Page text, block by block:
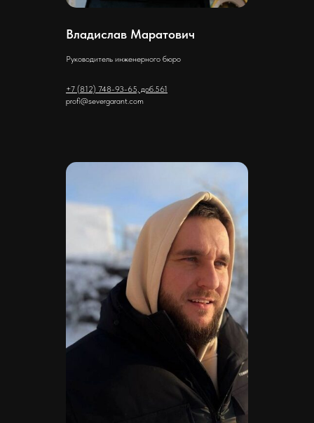
Владислав Маратович
Руководитель инженерного бюро
+7 (812) 748-93-65, доб.561
profi@severgarant.com